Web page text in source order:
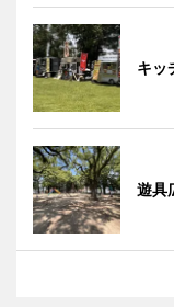
キッ
遊具